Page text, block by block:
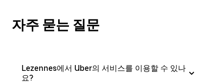
자주 묻는 질문
Lezennes에서 Uber의 서비스를 이용할 수 있나
요?